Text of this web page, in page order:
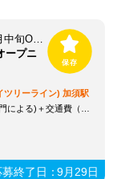
ロピア 加須ビバモール店(仮称) ※2026年10月中旬OPEN予定
ープニ
ツリーライン) 加須駅
)＋交通費（社内規定）
募終了日：9月29日